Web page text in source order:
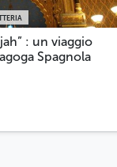
: un viaggio
Spagnola